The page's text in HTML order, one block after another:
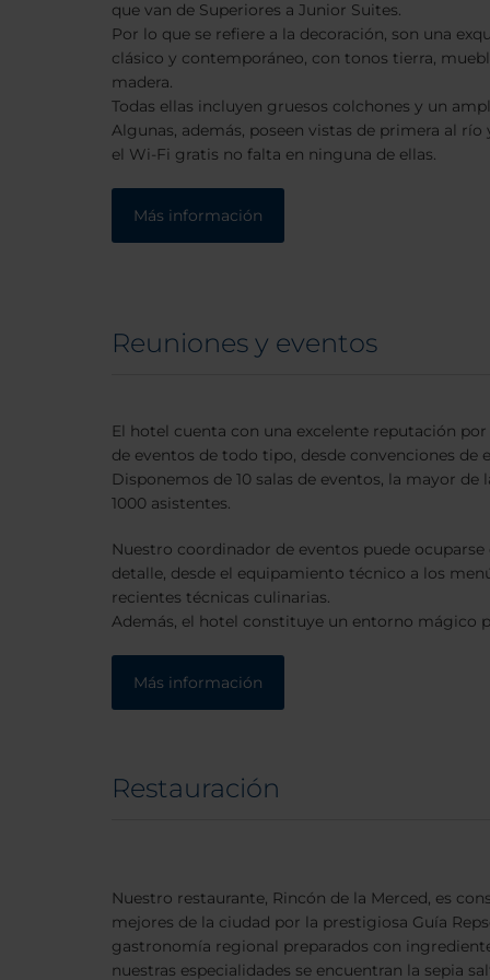
que van de Superiores a Junior Suites.
Por lo que se refiere a la decoración, son una
clásico y contemporáneo, con tonos tierra,
madera.
Todas ellas incluyen gruesos colchones y un
Algunas, además, poseen vistas de primera al río
el Wi-Fi gratis no falta en ninguna de ellas.
Más información
Reuniones y eventos
El hotel cuenta con una excelente reputación
de eventos de todo tipo, desde convenciones de
Disponemos de 10 salas de eventos, la mayor de
1000 asistentes.
Nuestro coordinador de eventos puede
detalle, desde el equipamiento técnico a los
recientes técnicas culinarias.
Además, el hotel constituye un entorno mágico
Más información
Restauración
Nuestro restaurante, Rincón de la Merced, es
mejores de la ciudad por la prestigiosa Guía
gastronomía regional preparados con
nuestras especialidades se encuentran la sepia